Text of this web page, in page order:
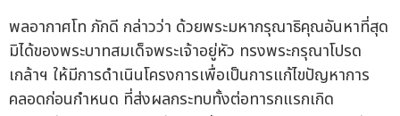
พลอากาศโท ภักดี กล่าวว่า ด้วยพระมหากรุณาธิคุณอันหาที่สุด
มิได้ของพระบาทสมเด็จพระเจ้าอยู่หัว ทรงพระกรุณาโปรด
เกล้าฯ ให้มีการดำเนินโครงการเพื่อเป็นการแก้ไขปัญหาการ
คลอดก่อนกำหนด ที่ส่งผลกระทบทั้งต่อทารกแรกเกิด